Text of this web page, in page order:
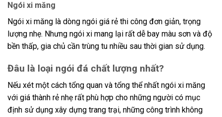
Ngói xi măng
Ngói xi măng là dòng ngói giá rẻ thi công đơn giản, trọng
lượng nhẹ. Nhưng ngói xi mang lại rất dễ bay màu sơn và độ
bền thấp, gia chủ cần trùng tu nhiều sau thời gian sử dụng.
Đâu là loại ngói đá chất lượng nhất?
Nếu xét một cách tổng quan và tổng thể nhất ngói xi măng
với giá thành rẻ nhẹ rất phù hợp cho những người có mục
định sử dụng xây dựng trang trại, những công trình không